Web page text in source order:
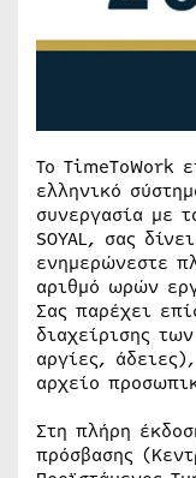
Το TimeToWork
ελληνικό
συνεργασία με
SOYAL, σας
ενημερώνεστε
αριθμό ωρών
Σας παρέχει
διαχείρισης
αργίες,
αρχείο
Στη πλήρη
πρόσβασης